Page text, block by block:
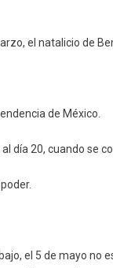
el natalicio de
de México.
día 20, cuando se
el 5 de mayo no